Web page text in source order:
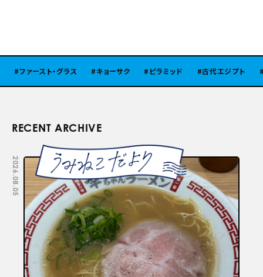
ファースト・グラス キョーサク ピラミッド 古代エジプト
RECENT ARCHIVE
2026.08.05